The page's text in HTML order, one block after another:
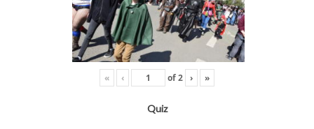
« ‹ of2 › »
Quiz